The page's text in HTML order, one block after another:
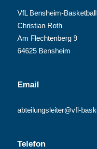
VfL Bensheim-Basketball
Christian Roth
Am Flechtenberg 9
64625 Bensheim
Email
abteilungsleiter@vfl-
Telefon